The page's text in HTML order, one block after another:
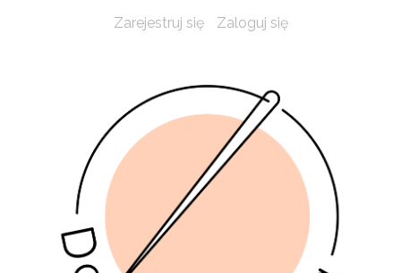
Zarejestruj się Zaloguj się